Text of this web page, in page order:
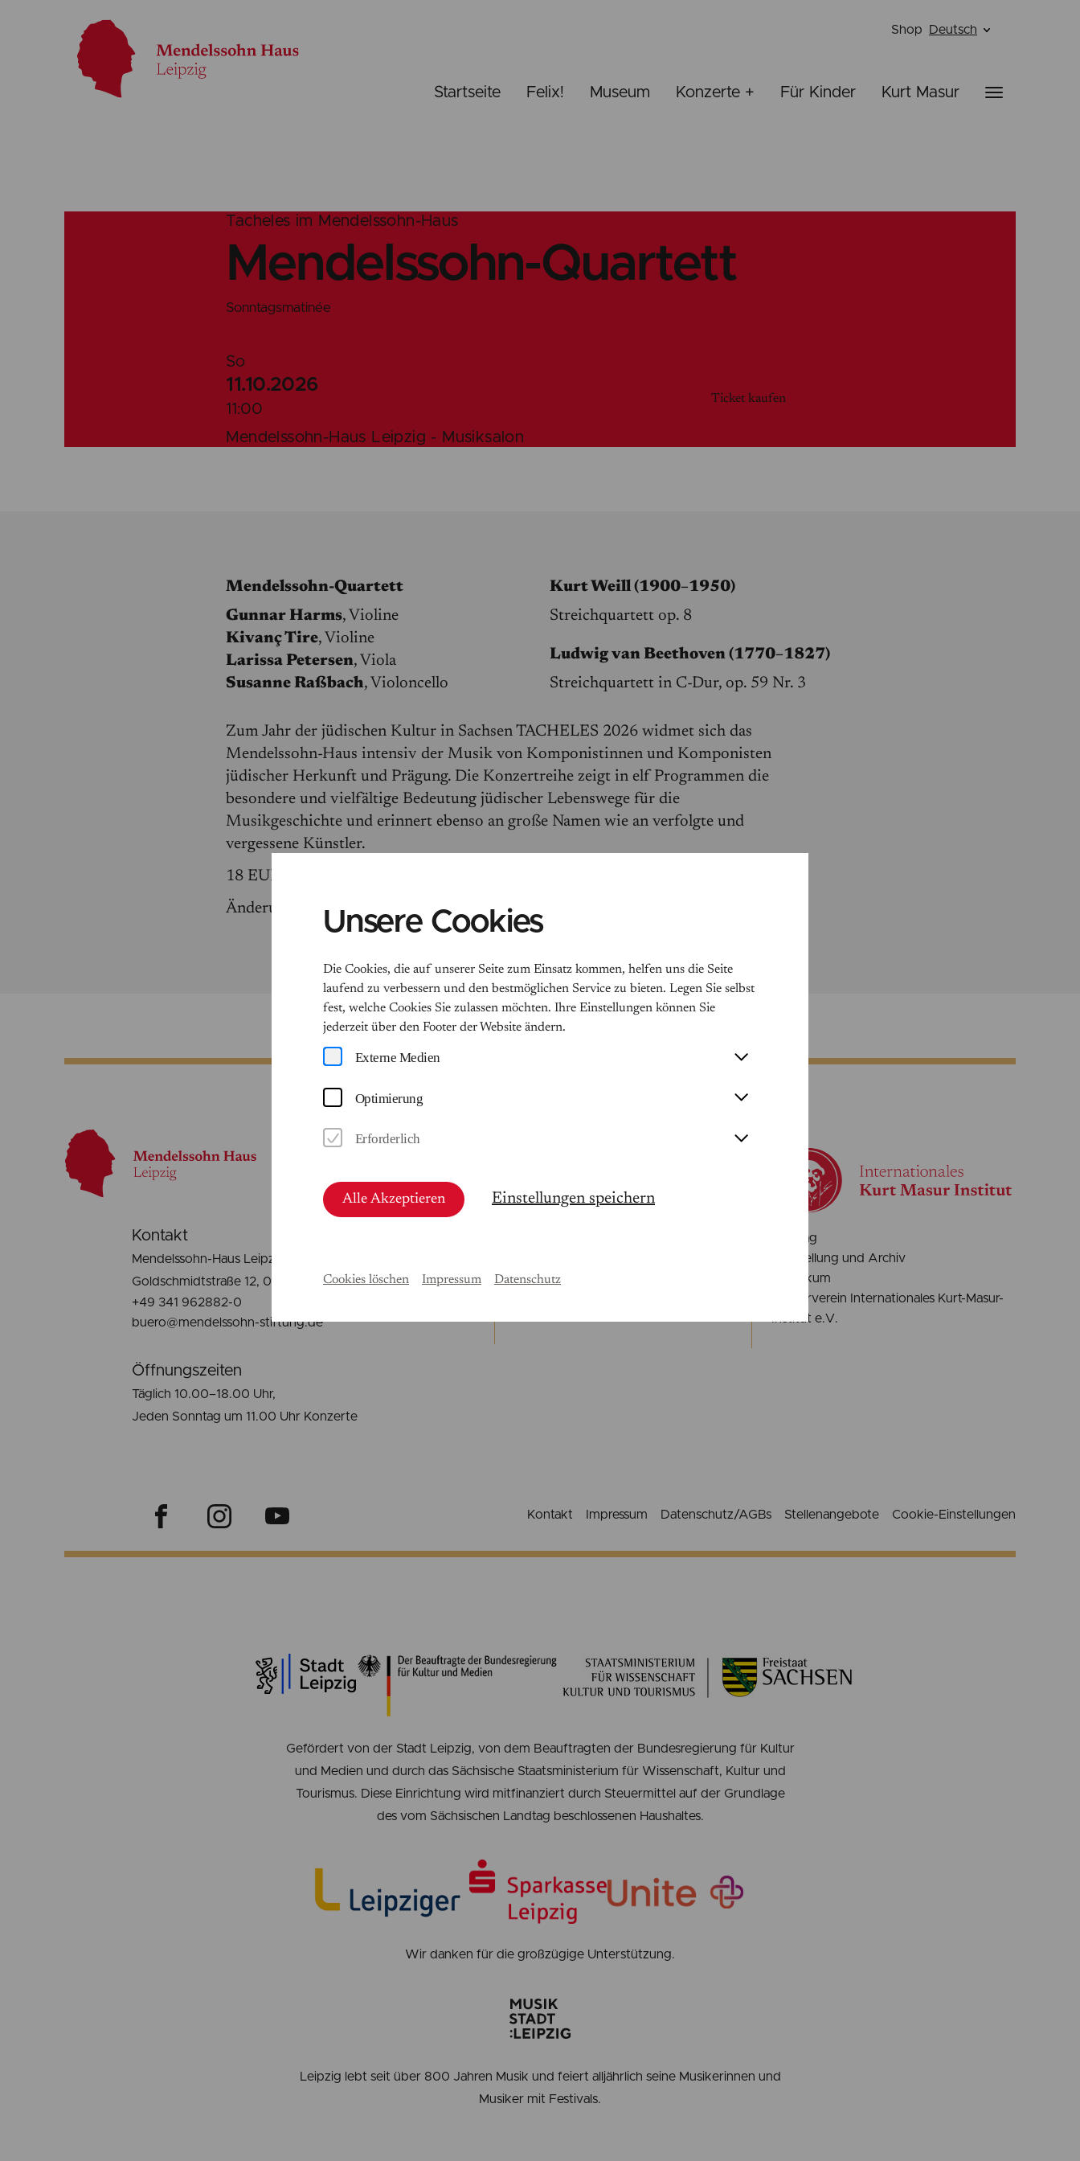
Startseite Felix! Museum Konzerte + Für Kinder Kurt Masur
Shop Deutsch
Tacheles im Mendelssohn-Haus
Mendelssohn-Quartett
Sonntagsmatinée
So
11.10.2026
11:00
Mendelssohn-Haus Leipzig - Musiksalon
Ticket kaufen
Mendelssohn-Quartett
Gunnar Harms, Violine
Kivanç Tire, Violine
Larissa Petersen, Viola
Susanne Raßbach, Violoncello
Kurt Weill (1900–1950)
Streichquartett op. 8
Ludwig van Beethoven (1770–1827)
Streichquartett in C-Dur, op. 59 Nr. 3
Zum Jahr der jüdischen Kultur in Sachsen TACHELES 2026 widmet sich das
Mendelssohn-Haus intensiv der Musik von Komponistinnen und Komponisten
jüdischer Herkunft und Prägung. Die Konzertreihe zeigt in elf Programmen die
besondere und vielfältige Bedeutung jüdischer Lebenswege für die
Musikgeschichte und erinnert ebenso an große Namen wie an verfolgte und
vergessene Künstler.
18 EUR | erm. 14 EUR
Änderungen vorbehalten
Kontakt
Mendelssohn-Haus Leipzig
Goldschmidtstraße 12, 04103 Leipzig
+49 341 962882-0
buero@mendelssohn-stiftung.de
Öffnungszeiten
Täglich 10.00–18.00 Uhr,
Jeden Sonntag um 11.00 Uhr Konzerte
Stiftungsrat und Vorstand
Auftrag
Ausstellung und Archiv
Praktikum
Förderverein Internationales Kurt-Masur-
Institut e.V.
Kontakt Impressum Datenschutz/AGBs Stellenangebote Cookie-Einstellungen
Gefördert von der Stadt Leipzig, von dem Beauftragten der Bundesregierung für Kultur
und Medien und durch das Sächsische Staatsministerium für Wissenschaft, Kultur und
Tourismus. Diese Einrichtung wird mitfinanziert durch Steuermittel auf der Grundlage
des vom Sächsischen Landtag beschlossenen Haushaltes.
Wir danken für die großzügige Unterstützung.
Leipzig lebt seit über 800 Jahren Musik und feiert alljährlich seine Musikerinnen und
Musiker mit Festivals.
Unsere Cookies
Die Cookies, die auf unserer Seite zum Einsatz kommen, helfen uns die Seite
laufend zu verbessern und den bestmöglichen Service zu bieten. Legen Sie selbst
fest, welche Cookies Sie zulassen möchten. Ihre Einstellungen können Sie
jederzeit über den Footer der Website ändern.
Externe Medien
Optimierung
Erforderlich
Alle Akzeptieren Einstellungen speichern
Cookies löschen Impressum Datenschutz